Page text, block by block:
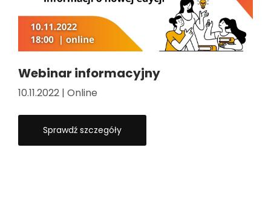
Webinar informacyjny
10.11.2022 | Online
Sprawdź szczegóły